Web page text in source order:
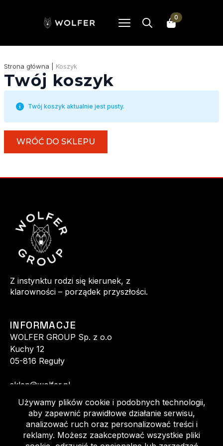
0
Strona główna Koszyk
Twój koszyk
Twój koszyk aktualnie jest pusty.
WRÓĆ DO SKLEPU
Z instynktu rodzi się kierunek, z
klarowności – porządek przyszłości.
INFORMACJE
WOLFER GROUP Sp. z o.o
Kuchy 12
05-816 Reguły
sklep@wolfer.pl
+48 513 520 140
+48 602 152 770
Regulamin